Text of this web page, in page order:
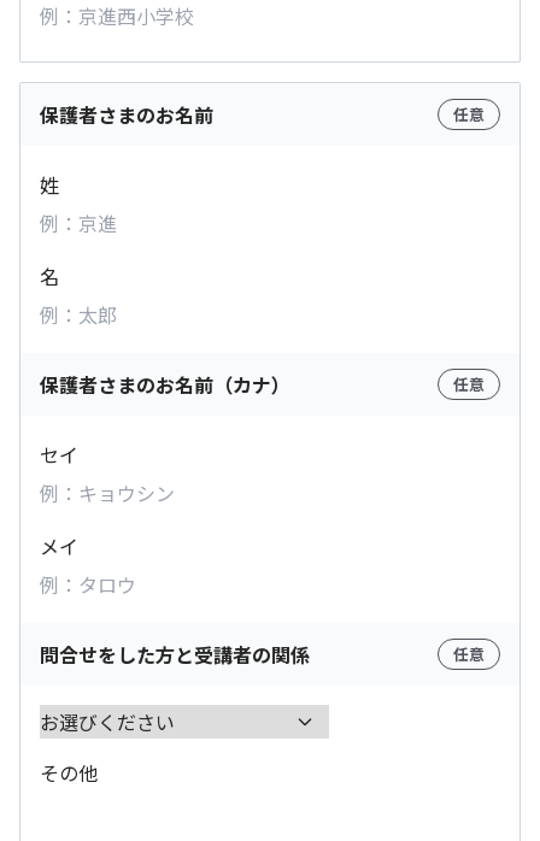
保護者さまのお名前 任意
姓
名
保護者さまのお名前（カナ） 任意
セイ
メイ
問合せをした方と受講者の関係 任意
その他